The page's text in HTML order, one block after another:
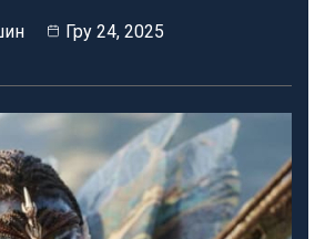
Гру 24, 2025